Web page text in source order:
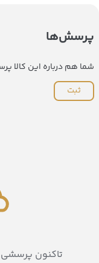
پرسش‌ها
شما هم درباره این کالا
ثبت
تاکنون